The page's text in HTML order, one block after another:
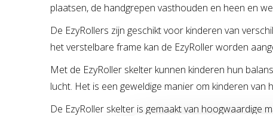
plaatsen, de handgrepen vasthouden en heen en
De EzyRollers zijn geschikt voor kinderen van
het verstelbare frame kan de EzyRoller worden
Met de EzyRoller skelter kunnen kinderen hun
lucht. Het is een geweldige manier om kinderen
De EzyRoller skelter is gemaakt van hoogwaardige